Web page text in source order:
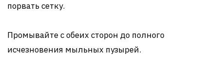
порвать сетку.
Промывайте с обеих сторон до полного
исчезновения мыльных пузырей.